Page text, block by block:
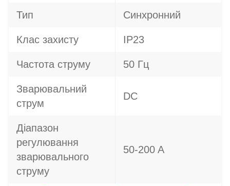
Тип Синхронний
Клас захисту IP23
Частота струму 50 Гц
Зварювальний
струм
DC
Діапазон
регулювання
зварювального
струму
50-200 A